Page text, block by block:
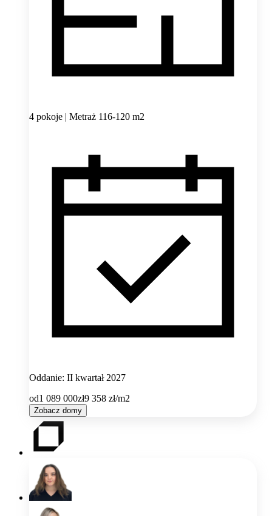
4 pokoje | Metraż 116-120 m2
Oddanie: II kwartał 2027
od1 089 000zł9 358 zł/m2
Zobacz domy